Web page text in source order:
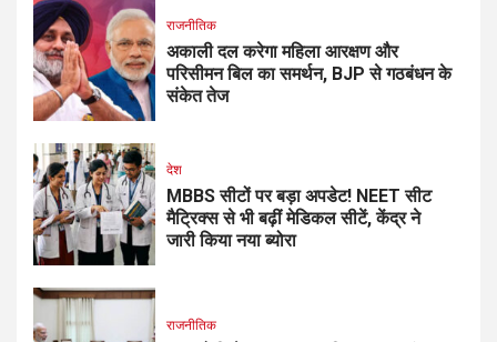
राजनीतिक
अकाली दल करेगा महिला आरक्षण और
परिसीमन बिल का समर्थन, BJP से गठबंधन के
संकेत तेज
देश
MBBS सीटों पर बड़ा अपडेट! NEET सीट
मैट्रिक्स से भी बढ़ीं मेडिकल सीटें, केंद्र ने
जारी किया नया ब्योरा
राजनीतिक